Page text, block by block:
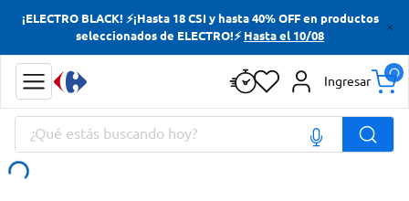
¡ELECTRO BLACK! ⚡¡Hasta 18 CSI y hasta 40% OFF en productos
seleccionados de ELECTRO!⚡ Hasta el 10/08
Ingresar
¿Qué estás buscando hoy?
Términos más buscados
Términos más buscados
Yerba
Cerveza
Doves
Papas Fritas